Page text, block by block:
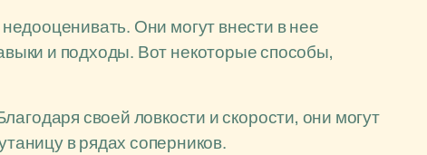
Они могут внести в нее
и подходы. Вот некоторые способы,
своей ловкости и скорости, они могут
в рядах соперников.